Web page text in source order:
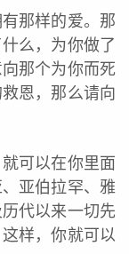
那样的爱。那
么，为你做了
那个为你而死
恩，那么请向
可以在你里面
亚伯拉罕、雅
代以来一切先
样，你就可以